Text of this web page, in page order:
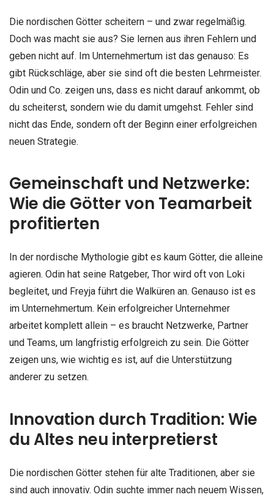
Die nordischen Götter scheitern – und zwar regelmäßig.
Doch was macht sie aus? Sie lernen aus ihren Fehlern und
geben nicht auf. Im Unternehmertum ist das genauso: Es
gibt Rückschläge, aber sie sind oft die besten Lehrmeister.
Odin und Co. zeigen uns, dass es nicht darauf ankommt, ob
du scheiterst, sondern wie du damit umgehst. Fehler sind
nicht das Ende, sondern oft der Beginn einer erfolgreichen
neuen Strategie.
Gemeinschaft und Netzwerke:
Wie die Götter von Teamarbeit
profitierten
In der nordische Mythologie gibt es kaum Götter, die alleine
agieren. Odin hat seine Ratgeber, Thor wird oft von Loki
begleitet, und Freyja führt die Walküren an. Genauso ist es
im Unternehmertum. Kein erfolgreicher Unternehmer
arbeitet komplett allein – es braucht Netzwerke, Partner
und Teams, um langfristig erfolgreich zu sein. Die Götter
zeigen uns, wie wichtig es ist, auf die Unterstützung
anderer zu setzen.
Innovation durch Tradition: Wie
du Altes neu interpretierst
Die nordischen Götter stehen für alte Traditionen, aber sie
sind auch innovativ. Odin suchte immer nach neuem Wissen,